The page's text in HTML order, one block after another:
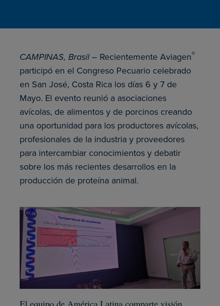
CAMPINAS, Brasil – Recientemente Aviagen®
participó en el Congreso Pecuario celebrado
en San José, Costa Rica los días 6 y 7 de
Mayo. El evento reunió a asociaciones
avícolas, de alimentos y de porcinos creando
una oportunidad para los productores avícolas,
profesionales de la industria y proveedores
para intercambiar conocimientos y debatir
sobre los más recientes desarrollos en la
producción de proteína animal.
El equipo de América Latina comparte visión